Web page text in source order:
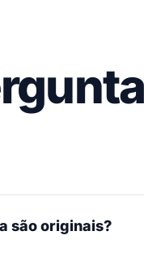
são originais?